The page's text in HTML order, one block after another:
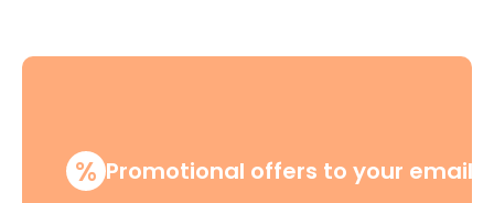
% Promotional offers to your email